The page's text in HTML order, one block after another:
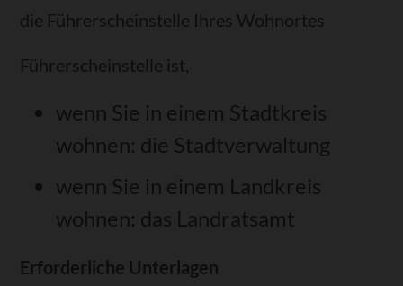
die Führerscheinstelle Ihres Wohnortes
Führerscheinstelle ist,
wenn Sie in einem Stadtkreis
wohnen: die Stadtverwaltung
wenn Sie in einem Landkreis
wohnen: das Landratsamt
Erforderliche Unterlagen